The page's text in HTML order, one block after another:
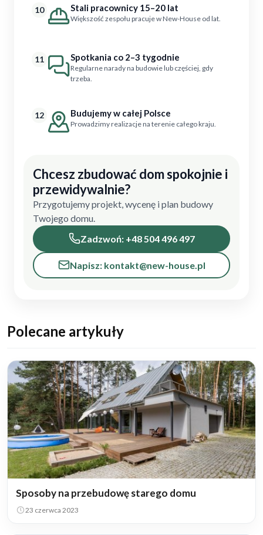
10 Stali pracownicy 15–20 lat
Większość zespołu pracuje w New-House od lat.
11 Spotkania co 2–3 tygodnie
Regularne narady na budowie lub częściej, gdy
trzeba.
12 Budujemy w całej Polsce
Prowadzimy realizacje na terenie całego kraju.
Chcesz zbudować dom spokojnie i
przewidywalnie?
Przygotujemy projekt, wycenę i plan budowy
Twojego domu.
Zadzwoń: +48 504 496 497
Napisz: kontakt@new-house.pl
Polecane artykuły
Sposoby na przebudowę starego domu
23 czerwca 2023